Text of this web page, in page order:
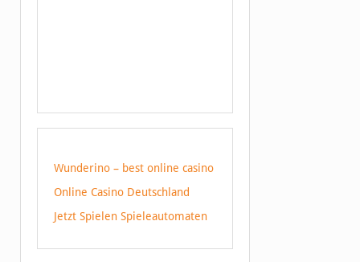
Wunderino – best online casino
Online Casino Deutschland
Jetzt Spielen Spieleautomaten